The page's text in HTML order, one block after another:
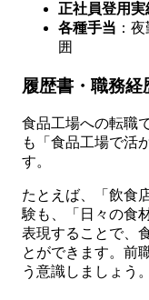
正社員登用実
各種手当 ：
囲
履歴書・職務経
食品工場への転職
も「食品工場で活
す。
たとえば、「飲食
験も、「日々の食
表現することで、
とができます。前
う意識しましょう。